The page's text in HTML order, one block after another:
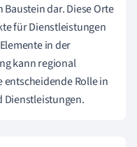
dar. Diese Orte
für Dienstleistungen
in der
kann regional
Rolle in
Dienstleistungen.